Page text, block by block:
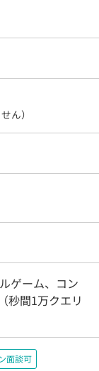
ん）
ゲーム、コン
秒間1万クエリ
面談可